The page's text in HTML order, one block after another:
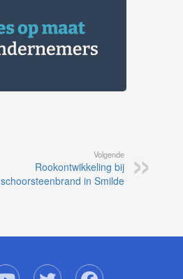
Volgende
Rookontwikkeling bij
schoorsteenbrand in Smilde